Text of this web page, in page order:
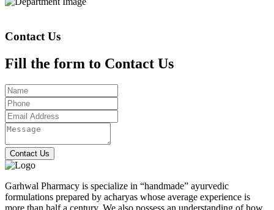
Contact Us
Fill the form to Contact Us
Contact Us
Garhwal Pharmacy is specialize in “handmade” ayurvedic
formulations prepared by acharyas whose average experience is
more than half a century. We also possess an understanding of how